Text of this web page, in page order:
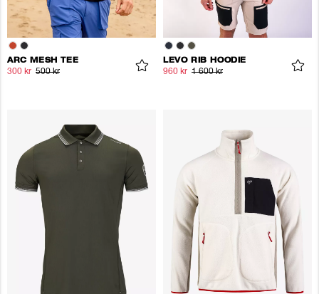
ARC MESH TEE
300 kr 500 kr
LEVO RIB HOODIE
960 kr 1 600 kr